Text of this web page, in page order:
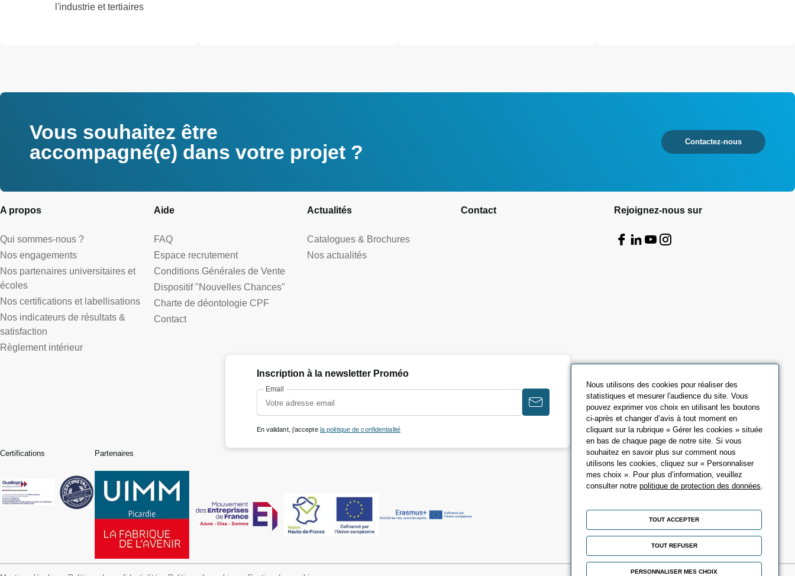
l'industrie et tertiaires
Vous souhaitez être
accompagné(e) dans votre projet ?
Contactez-nous
A propos
Qui sommes-nous ?
Nos engagements
Nos partenaires universitaires et
écoles
Nos certifications et labellisations
Nos indicateurs de résultats &
satisfaction
Règlement intérieur
Aide
FAQ
Espace recrutement
Conditions Générales de Vente
Dispositif "Nouvelles Chances"
Charte de déontologie CPF
Contact
Actualités
Catalogues & Brochures
Nos actualités
Contact Rejoignez-nous sur
Inscription à la newsletter Proméo
Email
En validant, j’accepte la politique de confidentialité
Certifications Partenaires
Nous utilisons des cookies pour réaliser des
statistiques et mesurer l'audience du site. Vous
pouvez exprimer vos choix en utilisant les boutons
ci-après et changer d’avis à tout moment en
cliquant sur la rubrique « Gérer les cookies » située
en bas de chaque page de notre site. Si vous
souhaitez en savoir plus sur comment nous
utilisons les cookies, cliquez sur « Personnaliser
mes choix ». Pour plus d’information, veuillez
consulter notrepolitique de protection des données.
TOUT ACCEPTER
TOUT REFUSER
PERSONNALISER MES CHOIX